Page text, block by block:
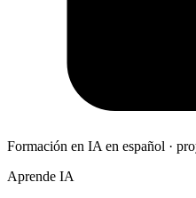
Formación en IA en español ·
Aprende IA